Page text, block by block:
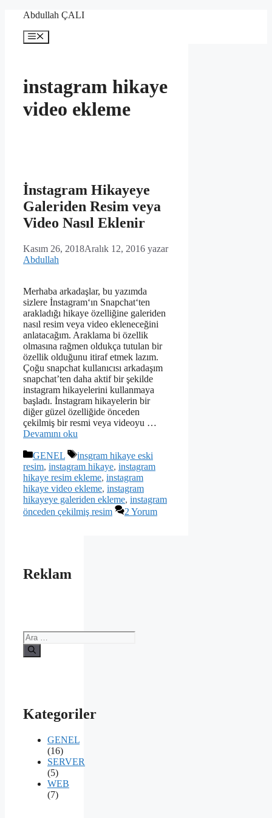
İçeriğeAbdullah ÇALI
Menü
instagram hikaye
video ekleme
İnstagram Hikayeye
Galeriden Resim veya
Video Nasıl Eklenir
Kasım 26, 2018Aralık 12, 2016 yazar
Abdullah
Merhaba arkadaşlar, bu yazımda
sizlere İnstagram‘ın Snapchat‘ten
arakladığı hikaye özelliğine galeriden
nasıl resim veya video ekleneceğini
anlatacağım. Araklama bi özellik
olmasına rağmen oldukça tutulan bir
özellik olduğunu itiraf etmek lazım.
Çoğu snapchat kullanıcısı arkadaşım
snapchat’ten daha aktif bir şekilde
instagram hikayelerini kullanmaya
başladı. İnstagram hikayelerin bir
diğer güzel özelliğide önceden
çekilmiş bir resmi veya videoyu …
Devamını oku
Kategoriler
GENEL Etiketler
insgram hikaye eski
resim, instagram hikaye, instagram
hikaye resim ekleme, instagram
hikaye video ekleme, instagram
hikayeye galeriden ekleme, instagram
önceden çekilmiş resim
2 Yorum
Reklam
için
ara
Kategoriler
GENEL
(16)
SERVER
(5)
WEB
(7)